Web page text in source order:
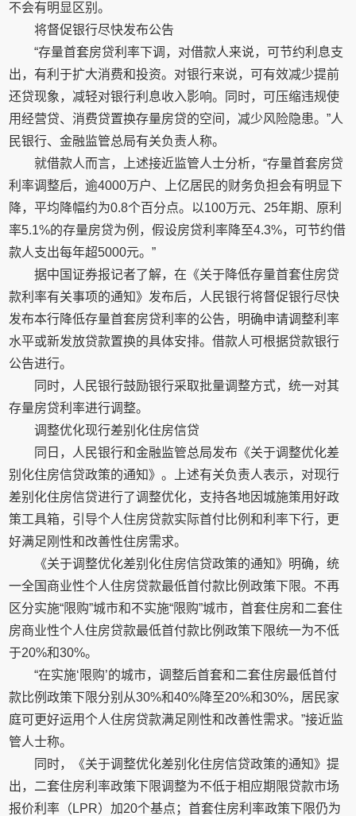
不会有明显区别。
将督促银行尽快发布公告
“存量首套房贷利率下调，对借款人来说，可节约利息支
出，有利于扩大消费和投资。对银行来说，可有效减少提前
还贷现象，减轻对银行利息收入影响。同时，可压缩违规使
用经营贷、消费贷置换存量房贷的空间，减少风险隐患。”人
民银行、金融监管总局有关负责人称。
就借款人而言，上述接近监管人士分析，“存量首套房贷
利率调整后，逾4000万户、上亿居民的财务负担会有明显下
降，平均降幅约为0.8个百分点。以100万元、25年期、原利
率5.1%的存量房贷为例，假设房贷利率降至4.3%，可节约借
款人支出每年超5000元。”
据中国证券报记者了解，在《关于降低存量首套住房贷
款利率有关事项的通知》发布后，人民银行将督促银行尽快
发布本行降低存量首套房贷利率的公告，明确申请调整利率
水平或新发放贷款置换的具体安排。借款人可根据贷款银行
公告进行。
同时，人民银行鼓励银行采取批量调整方式，统一对其
存量房贷利率进行调整。
调整优化现行差别化住房信贷
同日，人民银行和金融监管总局发布《关于调整优化差
别化住房信贷政策的通知》。上述有关负责人表示，对现行
差别化住房信贷进行了调整优化，支持各地因城施策用好政
策工具箱，引导个人住房贷款实际首付比例和利率下行，更
好满足刚性和改善性住房需求。
《关于调整优化差别化住房信贷政策的通知》明确，统
一全国商业性个人住房贷款最低首付款比例政策下限。不再
区分实施“限购”城市和不实施“限购”城市，首套住房和二套住
房商业性个人住房贷款最低首付款比例政策下限统一为不低
于20%和30%。
“在实施‘限购’的城市，调整后首套和二套住房最低首付
款比例政策下限分别从30%和40%降至20%和30%，居民家
庭可更好运用个人住房贷款满足刚性和改善性需求。”接近监
管人士称。
同时，《关于调整优化差别化住房信贷政策的通知》提
出，二套住房利率政策下限调整为不低于相应期限贷款市场
报价利率（LPR）加20个基点；首套住房利率政策下限仍为